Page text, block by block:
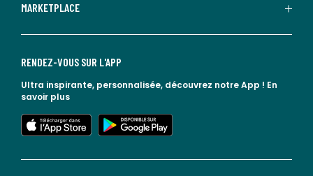
MARKETPLACE
RENDEZ-VOUS SUR L'APP
Ultra inspirante, personnalisée, découvrez notre App ! En
savoir plus
lien vers l'app store
lien vers google play